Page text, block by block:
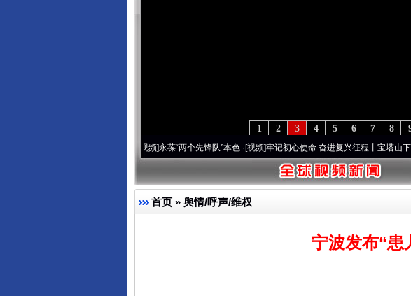
8
7
6
5
4
3
2
1
永葆“两个先锋队”本色·[视频]牢记初心使命 奋进复兴征程丨宝塔山下好光景..·[
首页 » 舆情/呼声/维权
宁波发布“患